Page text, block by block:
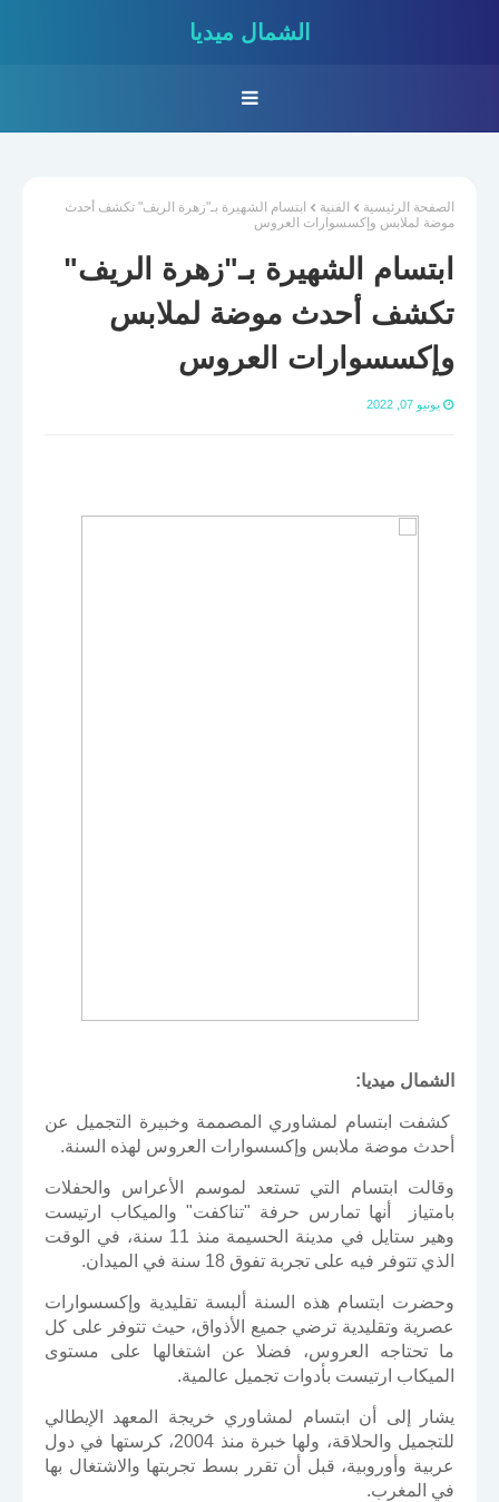
الشمال ميديا
الصفحة الرئيسية الفنية
ابتسام الشهيرة بـ"زهرة الريف" تكشف أحدث
موضة لملابس وإكسسوارات العروس
ابتسام الشهيرة بـ"زهرة الريف"
تكشف أحدث موضة لملابس
وإكسسوارات العروس
يونيو 07, 2022
الشمال ميديا:
كشفت ابتسام لمشاوري المصممة وخبيرة التجميل عن
أحدث موضة ملابس وإكسسوارات العروس لهذه السنة.
وقالت ابتسام التي تستعد لموسم الأعراس والحفلات
بامتياز أنها تمارس حرفة "تناكفت" والميكاب ارتيست
وهير ستايل في مدينة الحسيمة منذ 11 سنة، في الوقت
الذي تتوفر فيه على تجربة تفوق 18 سنة في الميدان.
وحضرت ابتسام هذه السنة ألبسة تقليدية وإكسسوارات
عصرية وتقليدية ترضي جميع الأذواق، حيث تتوفر على كل
ما تحتاجه العروس، فضلا عن اشتغالها على مستوى
الميكاب ارتيست بأدوات تجميل عالمية.
يشار إلى أن ابتسام لمشاوري خريجة المعهد الإيطالي
للتجميل والحلاقة، ولها خبرة منذ 2004، كرستها في دول
عربية وأوروبية، قبل أن تقرر بسط تجربتها والاشتغال بها
في المغرب.